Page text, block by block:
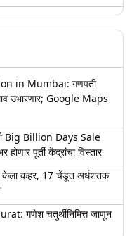
in Mumbai: गणपती
उभारणार; Google Maps
Big Billion Days Sale
होणार पूर्ती केंद्रांचा विस्तार
कहर, 17 चेंडूत अर्धशतक
गणेश चतुर्थीनिमित्त जाणून